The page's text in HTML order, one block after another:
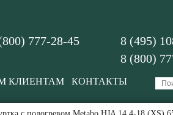
8 (495)
8 (800)
777-28-45
КЛИЕНТАМ КОНТАКТЫ